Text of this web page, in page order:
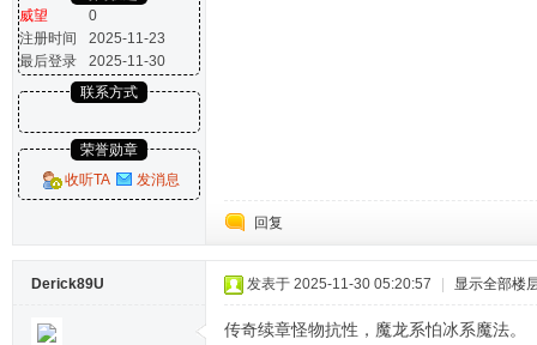
威望
0
注册时间
2025-11-23
最后登录
2025-11-30
联系方式
荣誉勋章
收听TA
发消息
回复
Derick89U 发表于 2025-11-30 05:20:57 显示全部楼
传奇续章怪物抗性，魔龙系怕冰系魔法。